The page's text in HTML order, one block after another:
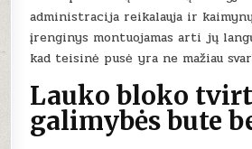
administracija reikalauja ir
įrenginys montuojamas arti jų
kad teisinė pusė yra ne mažiau
Lauko bloko
galimybės bute